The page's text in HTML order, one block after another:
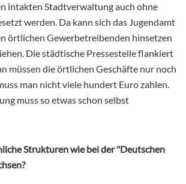
intakten Stadtverwaltung auch ohne
werden. Da kann sich das Jugendamt
örtlichen Gewerbetreibenden hinsetzen
Die städtische Pressestelle flankiert
müssen die örtlichen Geschäfte nur noch
man nicht viele hundert Euro zahlen.
muss so etwas schon selbst
Strukturen wie bei der "Deutschen